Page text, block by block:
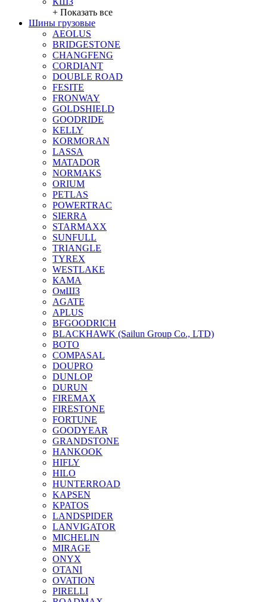
+ Показать все
Шины грузовые
AEOLUS
BRIDGESTONE
CHANGFENG
CORDIANT
DOUBLE ROAD
FESITE
FRONWAY
GOLDSHIELD
GOODRIDE
KELLY
KORMORAN
LASSA
MATADOR
NORMAKS
ORIUM
PETLAS
POWERTRAC
SIERRA
STARMAXX
SUNFULL
TRIANGLE
TYREX
WESTLAKE
КАМА
ОмШЗ
AGATE
APLUS
BFGOODRICH
BLACKHAWK (Sailun Group Co., LTD)
BOTO
COMPASAL
DOUPRO
DUNLOP
DURUN
FIREMAX
FIRESTONE
FORTUNE
GOODYEAR
GRANDSTONE
HANKOOK
HIFLY
HILO
HUNTERROAD
KAPSEN
KPATOS
LANDSPIDER
LANVIGATOR
MICHELIN
MIRAGE
ONYX
OTANI
OVATION
PIRELLI